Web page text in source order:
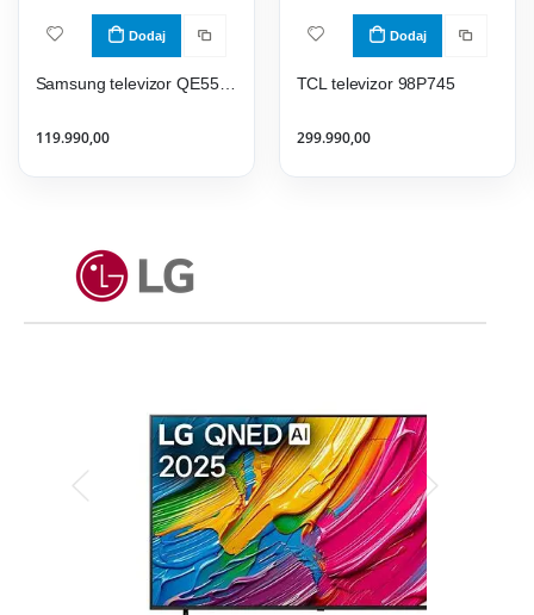
Dodaj
Samsung televizor QE55QN90FATXXH
119.990,00
Dodaj
TCL televizor 98P745
299.990,00